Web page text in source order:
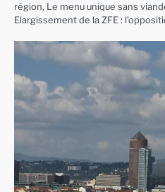
région, Le menu unique sans
Elargissement de la ZFE :